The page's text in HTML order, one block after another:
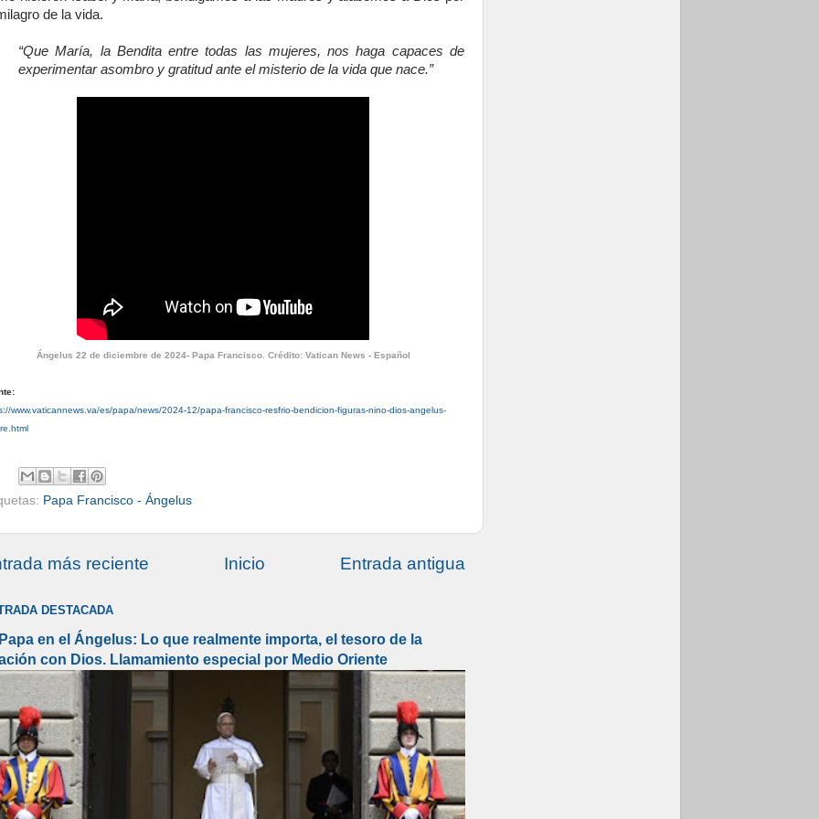
de la vida.
“Que María, la Bendita entre todas las mujeres, nos haga capaces de
experimentar asombro y gratitud ante el misterio de la vida que nace.”
Ángelus 22 de diciembre de 2024- Papa Francisco. Crédito: Vatican News - Español
www.vaticannews.va/es/papa/news/2024-12/papa-francisco-resfrio-bendicion-figuras-nino-dios-angelus-
Papa Francisco - Ángelus
más reciente Entrada antigua
Inicio
DESTACADA
en el Ángelus: Lo que realmente importa, el tesoro de la
con Dios. Llamamiento especial por Medio Oriente